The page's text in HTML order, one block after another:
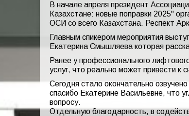
В начале апреля президент
Казахстане: новые поправки 2025"
ОСИ со всего Казахстана. Респект
Главным спикером мероприятия
Екатерина Смышляева которая
Ранее у профессионального
услуг, что реально может привести к
Сегодня стало окончательно
спасибо Екатерине Васильевне, что
вопросу.
Отдельную благодарность, в